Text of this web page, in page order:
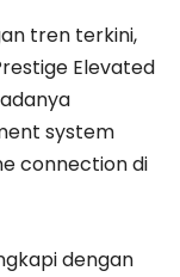
tren terkini,
Elevated
system
connection di
dengan